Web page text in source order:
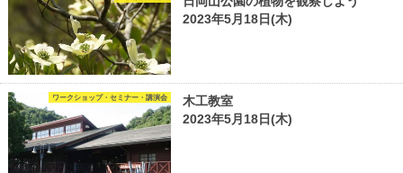
2023年5月18日(木)
ワークショップ・セミナー・講演会
木工教室
2023年5月18日(木)